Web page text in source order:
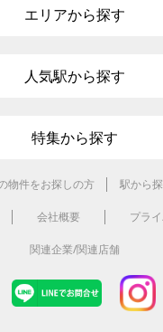
エリアから探す
人気駅から探す
特集から探す
物件をお探しの方 駅から
会社概要 プラ
関連企業/関連店舗